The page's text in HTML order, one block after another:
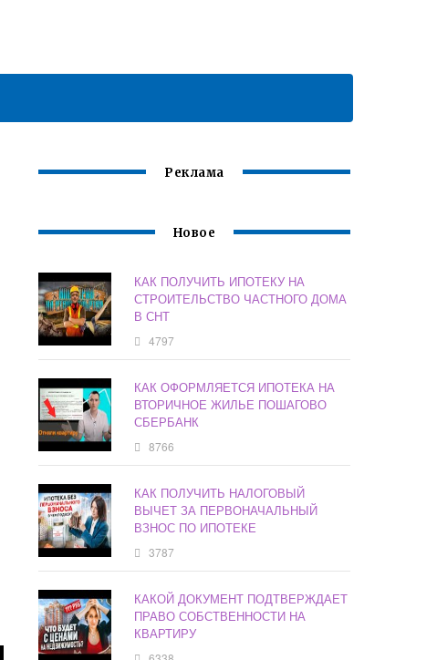
Реклама
Новое
КАК ПОЛУЧИТЬ ИПОТЕКУ НА
СТРОИТЕЛЬСТВО ЧАСТНОГО ДОМА
В СНТ
4797
КАК ОФОРМЛЯЕТСЯ ИПОТЕКА НА
ВТОРИЧНОЕ ЖИЛЬЕ ПОШАГОВО
СБЕРБАНК
8766
КАК ПОЛУЧИТЬ НАЛОГОВЫЙ
ВЫЧЕТ ЗА ПЕРВОНАЧАЛЬНЫЙ
ВЗНОС ПО ИПОТЕКЕ
3787
КАКОЙ ДОКУМЕНТ ПОДТВЕРЖДАЕТ
ПРАВО СОБСТВЕННОСТИ НА
КВАРТИРУ